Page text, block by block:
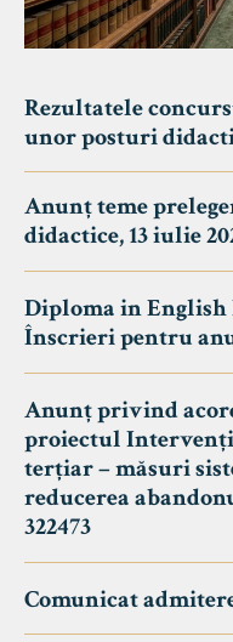
Rezultatele
unor posturi
Anunț teme
didactice, 13 iulie
Diploma in English
Înscrieri pentru
Anunț privind
proiectul
terțiar – măsuri
reducerea
322473
Comunicat